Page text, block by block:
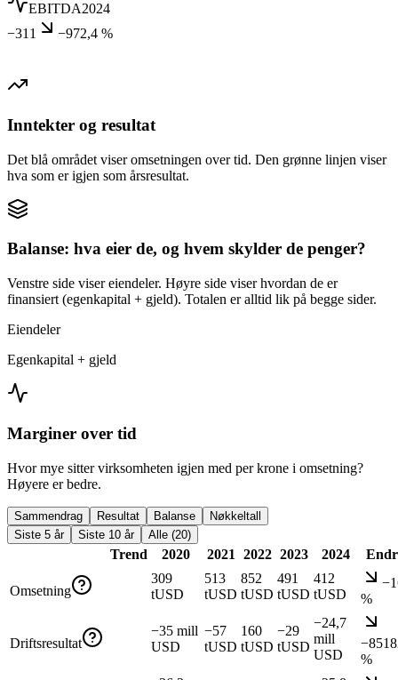
EBITDA2024
−311
−972,4 %
Inntekter og resultat
Det blå området viser omsetningen over tid. Den grønne linjen viser
hva som er igjen som årsresultat.
Balanse: hva eier de, og hvem skylder de penger?
Venstre side viser eiendeler. Høyre side viser hvordan de er
finansiert (egenkapital + gjeld). Totalen er alltid lik på begge sider.
Eiendeler
Egenkapital + gjeld
Marginer over tid
Hvor mye sitter virksomheten igjen med per krone i omsetning?
Høyere er bedre.
Sammendrag Resultat Balanse
Nøkkeltall
Siste 5 år
Siste 10 år Alle (20)
Trend 2020 2021 2022 2023 2024
Omsetning
309
tUSD
513
tUSD
852
tUSD
491
tUSD
412
tUSD
%
Driftsresultat
−35 mill
USD
−57
tUSD
160
tUSD
−29
tUSD
−24,7
mill
USD
%